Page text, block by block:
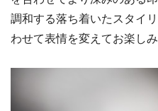
調和する落ち着いたスタイ
わせて表情を変えてお楽しみ